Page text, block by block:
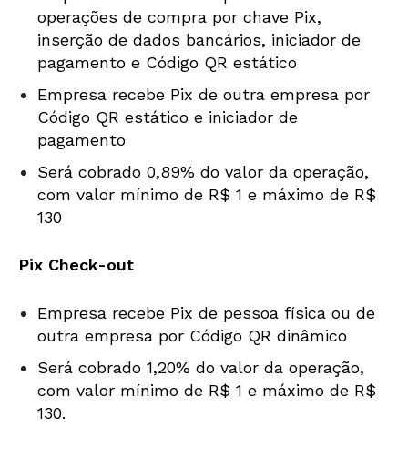
operações de compra por chave Pix,
inserção de dados bancários, iniciador de
pagamento e Código QR estático
Empresa recebe Pix de outra empresa por
Código QR estático e iniciador de
pagamento
Será cobrado 0,89% do valor da operação,
com valor mínimo de R$ 1 e máximo de R$
130
Pix Check-out
Empresa recebe Pix de pessoa física ou de
outra empresa por Código QR dinâmico
Será cobrado 1,20% do valor da operação,
com valor mínimo de R$ 1 e máximo de R$
130.